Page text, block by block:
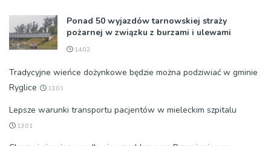
Ponad 50 wyjazdów tarnowskiej straży
pożarnej w związku z burzami i ulewami
14:02
Tradycyjne wieńce dożynkowe będzie można podziwiać w gminie
Ryglice
13:01
Lepsze warunki transportu pacjentów w mieleckim szpitalu
13:01